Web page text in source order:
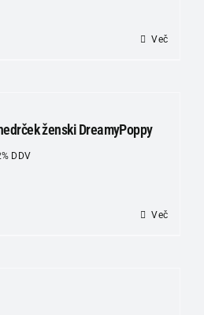
Več
ženski DreamyPoppy
DDV
Več